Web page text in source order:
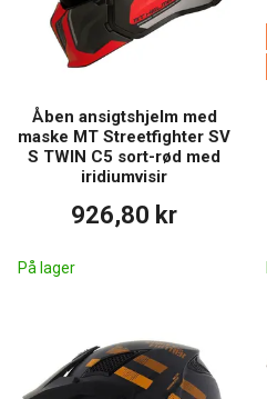
Åben ansigtshjelm med
maske MT Streetfighter SV
S TWIN C5 sort-rød med
iridiumvisir
926,80 kr
På lager